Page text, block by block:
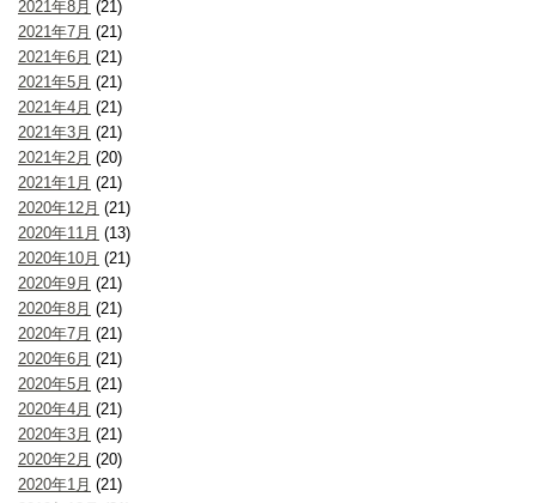
2021年8月 (21)
2021年7月 (21)
2021年6月 (21)
2021年5月 (21)
2021年4月 (21)
2021年3月 (21)
2021年2月 (20)
2021年1月 (21)
2020年12月 (21)
2020年11月 (13)
2020年10月 (21)
2020年9月 (21)
2020年8月 (21)
2020年7月 (21)
2020年6月 (21)
2020年5月 (21)
2020年4月 (21)
2020年3月 (21)
2020年2月 (20)
2020年1月 (21)